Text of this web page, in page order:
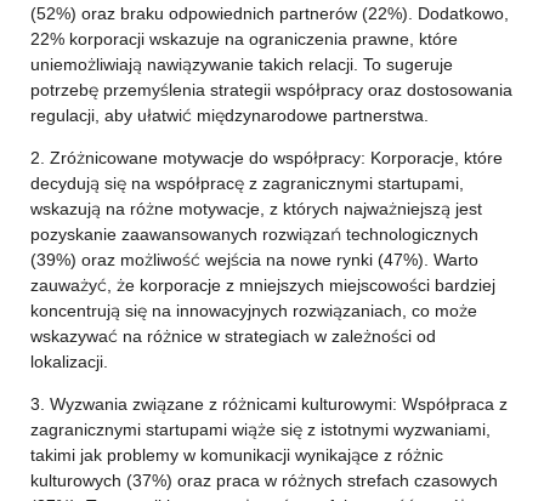
(52%) oraz braku odpowiednich partnerów (22%). Dodatkowo,
22% korporacji wskazuje na ograniczenia prawne, które
uniemożliwiają nawiązywanie takich relacji. To sugeruje
potrzebę przemyślenia strategii współpracy oraz dostosowania
regulacji, aby ułatwić międzynarodowe partnerstwa.
2. Zróżnicowane motywacje do współpracy: Korporacje, które
decydują się na współpracę z zagranicznymi startupami,
wskazują na różne motywacje, z których najważniejszą jest
pozyskanie zaawansowanych rozwiązań technologicznych
(39%) oraz możliwość wejścia na nowe rynki (47%). Warto
zauważyć, że korporacje z mniejszych miejscowości bardziej
koncentrują się na innowacyjnych rozwiązaniach, co może
wskazywać na różnice w strategiach w zależności od
lokalizacji.
3. Wyzwania związane z różnicami kulturowymi: Współpraca z
zagranicznymi startupami wiąże się z istotnymi wyzwaniami,
takimi jak problemy w komunikacji wynikające z różnic
kulturowych (37%) oraz praca w różnych strefach czasowych